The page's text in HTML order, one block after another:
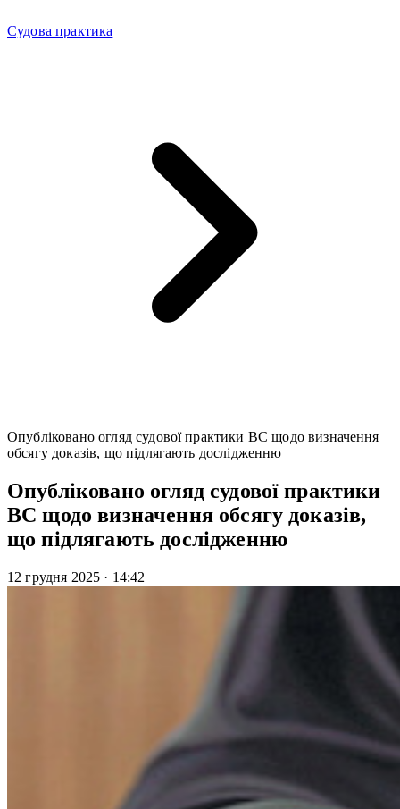
Судова практика
Опубліковано огляд судової практики ВС щодо визначення
обсягу доказів, що підлягають дослідженню
Опубліковано огляд судової практики
ВС щодо визначення обсягу доказів,
що підлягають дослідженню
12 грудня 2025 · 14:42